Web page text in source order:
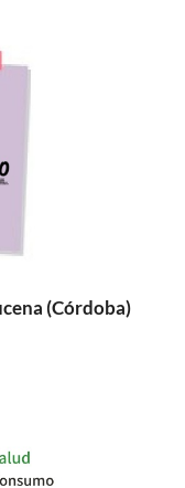
(Córdoba)